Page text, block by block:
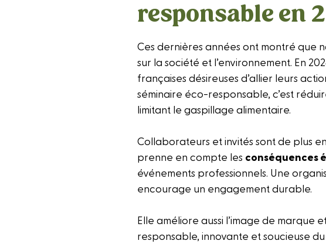
responsable en
Ces dernières années ont montré que
sur la société et l’environnement. En
françaises désireuses d’allier leurs
séminaire éco-responsable, c’est
limitant le gaspillage alimentaire.
Collaborateurs et invités sont de plus
prenne en compte les conséquences
événements professionnels. Une
encourage un engagement durable.
Elle améliore aussi l’image de marque
responsable, innovante et soucieuse du